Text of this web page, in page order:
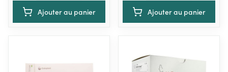
Ajouter au panier Ajouter au panier